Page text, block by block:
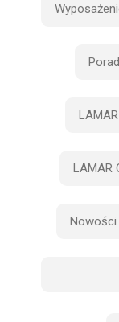
LAMAR
Nowości